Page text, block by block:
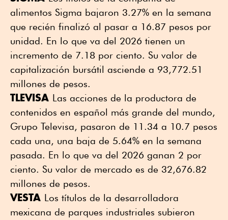
alimentos Sigma bajaron 3.27% en la semana
que recién finalizó al pasar a 16.87 pesos por
unidad. En lo que va del 2026 tienen un
incremento de 7.18 por ciento. Su valor de
capitalización bursátil asciende a 93,772.51
millones de pesos.
TLEVISA Las acciones de la productora de
contenidos en español más grande del mundo,
Grupo Televisa, pasaron de 11.34 a 10.7 pesos
cada una, una baja de 5.64% en la semana
pasada. En lo que va del 2026 ganan 2 por
ciento. Su valor de mercado es de 32,676.82
millones de pesos.
VESTA Los títulos de la desarrolladora
mexicana de parques industriales subieron